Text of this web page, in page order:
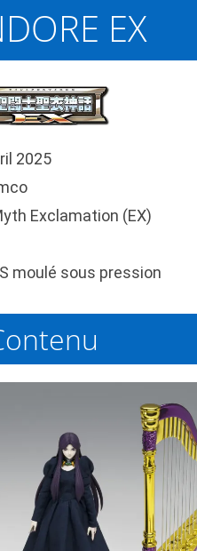
EX
2025
Exclamation (EX)
moulé sous pression